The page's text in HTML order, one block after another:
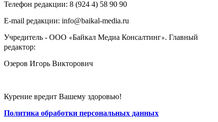
Телефон редакции: ‎‎8 (924 4) 58 90 90
E-mail редакции: info@baikal-media.ru
Учредитель - ООО «Байкал Медиа Консалтинг». Главный
редактор:
Озеров Игорь Викторович
Курение вредит Вашему здоровью!
Политика обработки персональных данных